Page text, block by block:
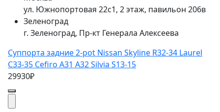
ул. Южнопортовая 22с1, 2 этаж, павильон 206в
Зеленоград
г. Зеленоград, Пр-кт Генерала Алексеева
Суппорта задние 2-pot Nissan Skyline R32-34 Laurel
C33-35 Cefiro A31 A32 Silvia S13-15
29930₽